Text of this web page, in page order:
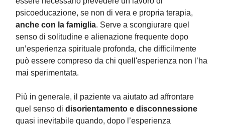
psicoeducazione, se non di vera e propria terapia,
anche con la famiglia. Serve a scongiurare quel
senso di solitudine e alienazione frequente dopo
un’esperienza spirituale profonda, che difficilmente
può essere compreso da chi quell'esperienza non l’ha
mai sperimentata.
Più in generale, il paziente va aiutato ad affrontare
quel senso di disorientamento e disconnessione
quasi inevitabile quando, dopo l’esperienza